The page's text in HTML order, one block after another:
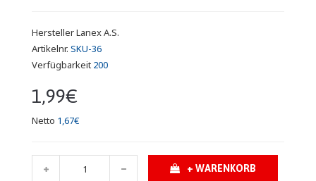
HerstellerLanex A.S.
Artikelnr. SKU-36
Verfügbarkeit 200
1,99€
Netto 1,67€
+ WARENKORB